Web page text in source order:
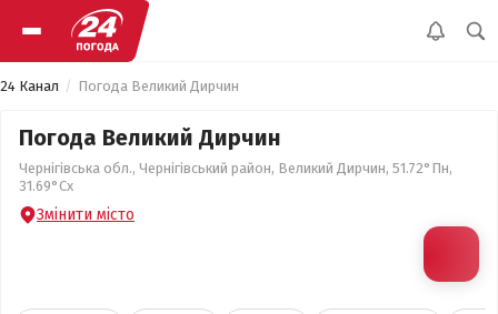
24 Канал Погода Великий Дирчин
Погода Великий Дирчин
Чернігівська обл., Чернігівський район, Великий Дирчин, 51.72°Пн,
31.69°Сх
Змінити місто